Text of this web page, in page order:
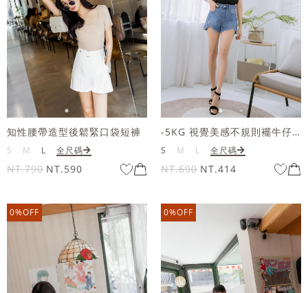
知性腰帶造型後鬆緊口袋短褲
S M L 全尺碼
NT.790 NT.590
-5KG 視覺美感不規則襬牛仔短褲
S M L 全尺碼
NT.690 NT.414
0%OFF 0%OFF